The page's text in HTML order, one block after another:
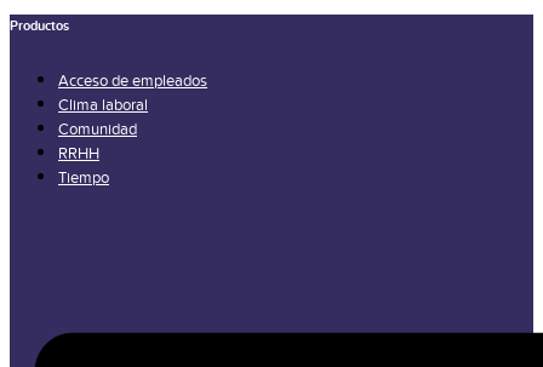
Productos
Acceso de empleados
Clima laboral
Comunidad
RRHH
Tiempo